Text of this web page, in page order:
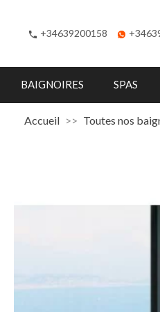
phone +34639200158
BAIGNOIRES SPAS
Accueil Toutes nos